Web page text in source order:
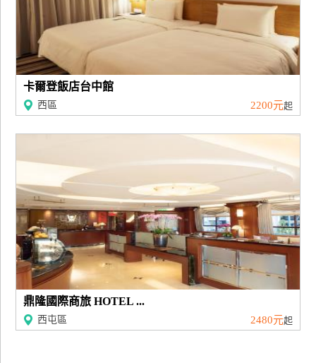
卡爾登飯店台中館
西區 2200元起
鼎隆國際商旅 HOTEL ...
西屯區 2480元起